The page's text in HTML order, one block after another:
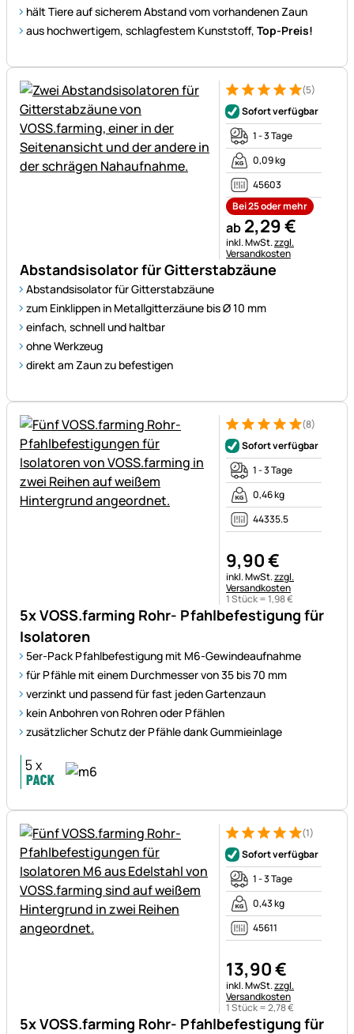
hält Tiere auf sicherem Abstand vom vorhandenen Zaun
aus hochwertigem, schlagfestem Kunststoff, Top-Preis!
Abstandsisolator für Gitterstabzäune
Abstandsisolator für Gitterstabzäune
zum Einklippen in Metallgitterzäune bis Ø 10 mm
einfach, schnell und haltbar
ohne Werkzeug
direkt am Zaun zu befestigen
Bewertung: 5 von 5 (5
5 Bewertungen
(5)
Sofort verfügbar
1 - 3 Tage
0,09 kg
45603
Bei 25 oder mehr
ab 2,29€
Steuerhinweis:
inkl. MwSt.zzgl.
Versandkosten
5x VOSS.farming Rohr- Pfahlbefestigung für
Isolatoren
5er-Pack Pfahlbefestigung mit M6-Gewindeaufnahme
für Pfähle mit einem Durchmesser von 35 bis 70 mm
verzinkt und passend für fast jeden Gartenzaun
kein Anbohren von Rohren oder Pfählen
zusätzlicher Schutz der Pfähle dank Gummieinlage
Bewertung: 5 von 5 (8
8 Bewertungen
(8)
Sofort verfügbar
1 - 3 Tage
0,46 kg
44335.5
9,90€
Steuerhinweis:
inkl. MwSt.zzgl.
Versandkosten
1 Stück =1,98€
5x VOSS.farming Rohr- Pfahlbefestigung für
Bewertung: 5 von 5 (1
1 Bewertung
(1)
Sofort verfügbar
1 - 3 Tage
0,43 kg
45611
13,90€
Steuerhinweis:
inkl. MwSt.zzgl.
Versandkosten
1 Stück =2,78€